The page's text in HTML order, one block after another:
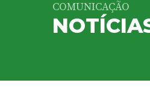
COMUNICAÇÃO